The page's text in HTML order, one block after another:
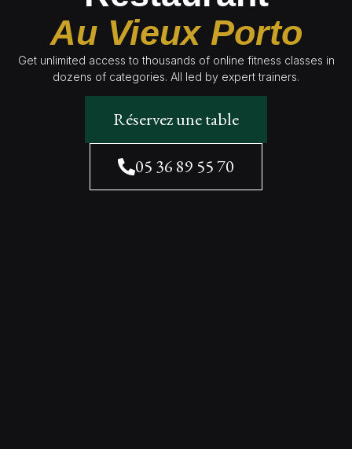
Au Vieux Porto
Get unlimited access to thousands of online fitness classes in
dozens of categories. All led by expert trainers.
Réservez une table
05 36 89 55 70